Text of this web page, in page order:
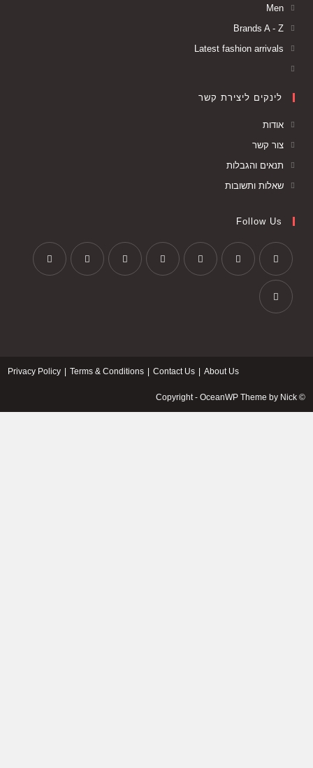
Men
Brands A - Z
Latest fashion arrivals
לינקים ליצירת קשר
אודות
צור קשר
תנאים והגבלות
שאלות ותשובות
Follow Us
About Us
Contact Us
Terms & Conditions
Privacy Policy
© Copyright - OceanWP Theme by Nick